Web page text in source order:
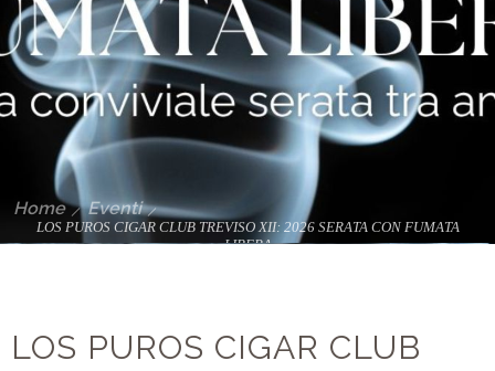
Home Eventi
LOS PUROS CIGAR CLUB TREVISO XII: 2026 SERATA CON FUMATA
LIBERA
LOS PUROS CIGAR CLUB